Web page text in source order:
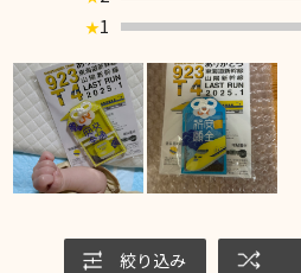
★1
絞り込み